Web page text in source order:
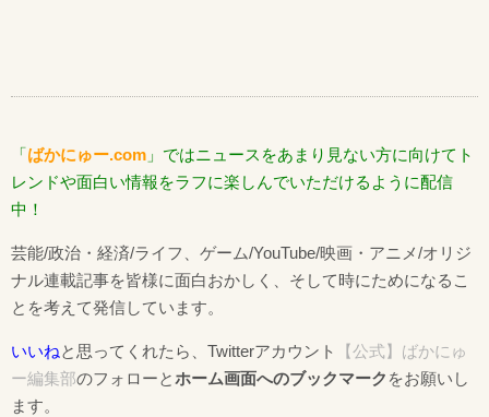
「ばかにゅー.com 」ではニュースをあまり見ない方に向けてト
レンドや面白い情報をラフに楽しんでいただけるように配信
中！
芸能/政治・経済/ライフ、ゲーム/YouTube/映画・アニメ/オリジ
ナル連載記事を皆様に面白おかしく、そして時にためになるこ
とを考えて発信しています。
いいねと思ってくれたら、Twitterアカウント
【公式】ばかにゅ
ー編集部のフォローとホーム画面へのブックマーク をお願いし
ます。